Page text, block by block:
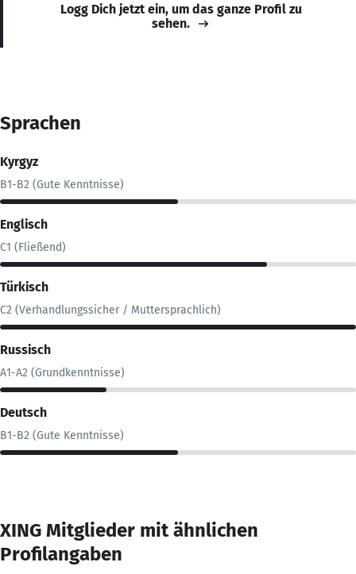
Logg Dich jetzt ein, um das ganze Profil zu
sehen.
Sprachen
Kyrgyz
B1-B2 (Gute Kenntnisse)
Englisch
C1 (Fließend)
Türkisch
C2 (Verhandlungssicher / Muttersprachlich)
Russisch
A1-A2 (Grundkenntnisse)
Deutsch
B1-B2 (Gute Kenntnisse)
XING Mitglieder mit ähnlichen
Profilangaben